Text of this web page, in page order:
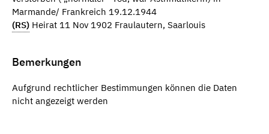
Marmande/ Frankreich 19.12.1944
(RS) Heirat 11 Nov 1902 Fraulautern, Saarlouis
Bemerkungen
Aufgrund rechtlicher Bestimmungen können die Daten
nicht angezeigt werden